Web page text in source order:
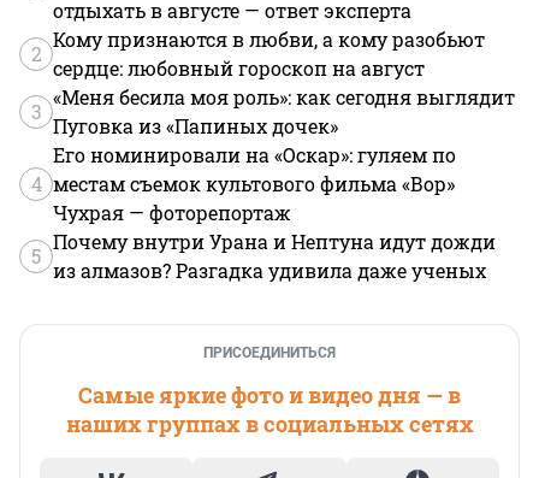
отдыхать в августе — ответ эксперта
2
Кому признаются в любви, а кому разобьют
сердце: любовный гороскоп на август
3
«Меня бесила моя роль»: как сегодня выглядит
Пуговка из «Папиных дочек»
4
Его номинировали на «Оскар»: гуляем по
местам съемок культового фильма «Вор»
Чухрая — фоторепортаж
5
Почему внутри Урана и Нептуна идут дожди
из алмазов? Разгадка удивила даже ученых
ПРИСОЕДИНИТЬСЯ
Самые яркие фото и видео дня — в
наших группах в социальных сетях